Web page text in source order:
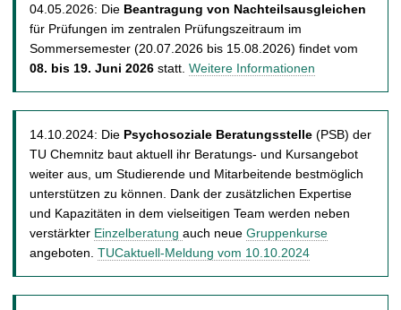
04.05.2026: Die Beantragung von Nachteilsausgleichen
für Prüfungen im zentralen Prüfungszeitraum im
Sommersemester (20.07.2026 bis 15.08.2026) findet vom
08. bis 19. Juni 2026 statt. Weitere Informationen
14.10.2024: Die Psychosoziale Beratungsstelle (PSB) der
TU Chemnitz baut aktuell ihr Beratungs- und Kursangebot
weiter aus, um Studierende und Mitarbeitende bestmöglich
unterstützen zu können. Dank der zusätzlichen Expertise
und Kapazitäten in dem vielseitigen Team werden neben
verstärkter Einzelberatung auch neue Gruppenkurse
angeboten. TUCaktuell-Meldung vom 10.10.2024